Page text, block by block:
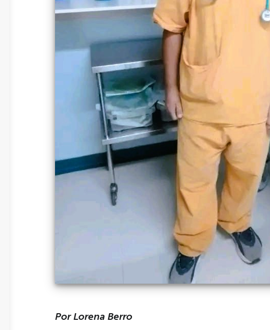
Por Lorena Berro